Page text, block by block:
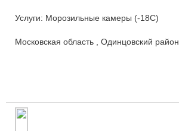
Услуги: Морозильные камеры (-18С)
Московская область , Одинцовский район